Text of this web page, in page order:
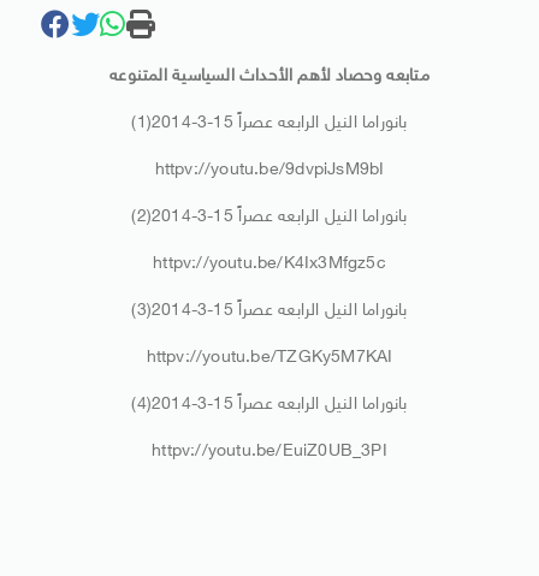
متابعه وحصاد لأهم الأحداث السياسية المتنوعه
بانوراما النيل الرابعه عصراً 15-3-2014(1)
httpv://youtu.be/9dvpiJsM9bI
بانوراما النيل الرابعه عصراً 15-3-2014(2)
httpv://youtu.be/K4Ix3Mfgz5c
بانوراما النيل الرابعه عصراً 15-3-2014(3)
httpv://youtu.be/TZGKy5M7KAI
بانوراما النيل الرابعه عصراً 15-3-2014(4)
httpv://youtu.be/EuiZ0UB_3PI